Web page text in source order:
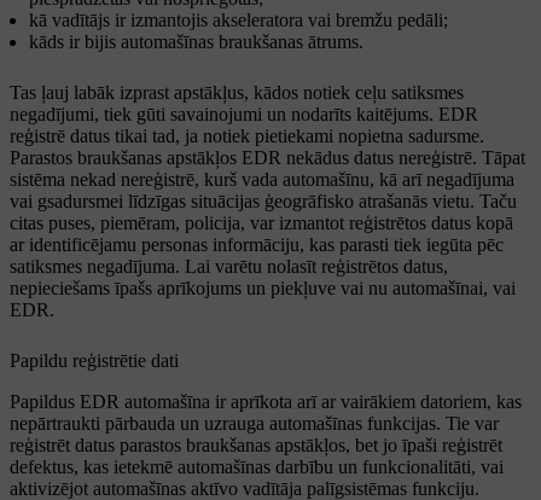
kā vadītājs ir izmantojis akseleratora vai bremžu pedāli;
kāds ir bijis automašīnas braukšanas ātrums.
Tas ļauj labāk izprast apstākļus, kādos notiek ceļu satiksmes
negadījumi, tiek gūti savainojumi un nodarīts kaitējums. EDR
reģistrē datus tikai tad, ja notiek pietiekami nopietna sadursme.
Parastos braukšanas apstākļos EDR nekādus datus nereģistrē. Tāpat
sistēma nekad nereģistrē, kurš vada automašīnu, kā arī negadījuma
vai gsadursmei līdzīgas situācijas ģeogrāfisko atrašanās vietu. Taču
citas puses, piemēram, policija, var izmantot reģistrētos datus kopā
ar identificējamu personas informāciju, kas parasti tiek iegūta pēc
satiksmes negadījuma. Lai varētu nolasīt reģistrētos datus,
nepieciešams īpašs aprīkojums un piekļuve vai nu automašīnai, vai
EDR.
Papildu reģistrētie dati
Papildus EDR automašīna ir aprīkota arī ar vairākiem datoriem, kas
nepārtraukti pārbauda un uzrauga automašīnas funkcijas. Tie var
reģistrēt datus parastos braukšanas apstākļos, bet jo īpaši reģistrēt
defektus, kas ietekmē automašīnas darbību un funkcionalitāti, vai
aktivizējot automašīnas aktīvo vadītāja palīgsistēmas funkciju.